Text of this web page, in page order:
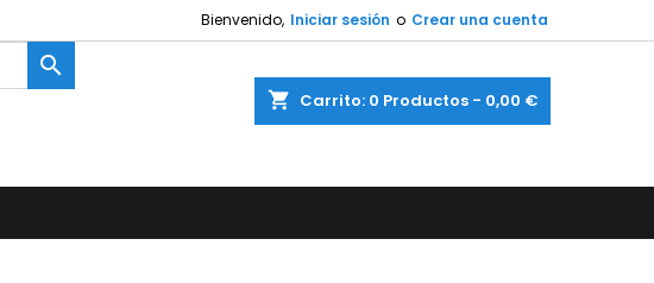
Bienvenido, Iniciar sesión o Crear una cuenta
shopping_cart Carrito: 0 Productos - 0,00 €
